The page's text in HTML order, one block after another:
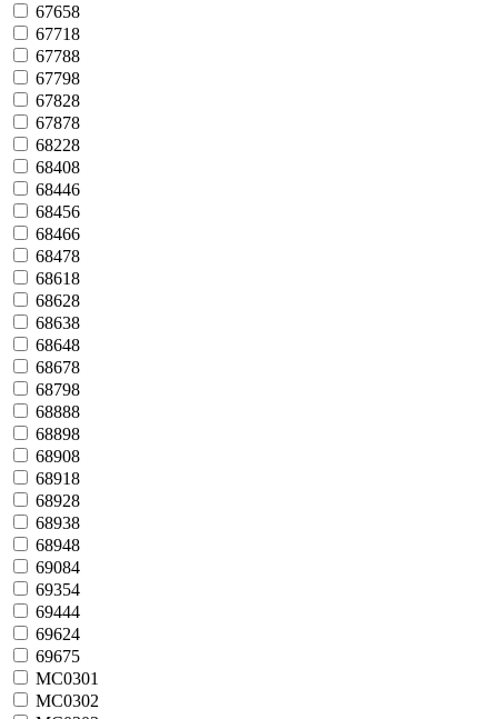
67658
67718
67788
67798
67828
67878
68228
68408
68446
68456
68466
68478
68618
68628
68638
68648
68678
68798
68888
68898
68908
68918
68928
68938
68948
69084
69354
69444
69624
69675
MC0301
MC0302